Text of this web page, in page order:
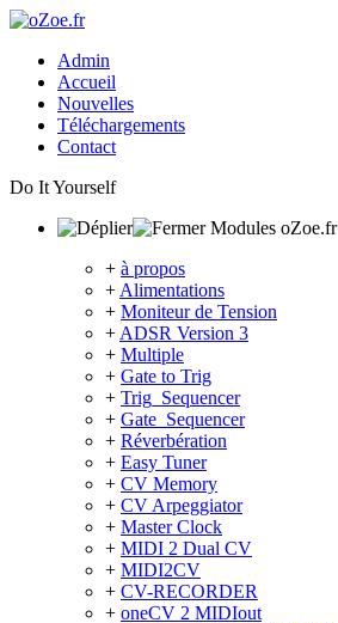
Admin
Accueil
Nouvelles
Téléchargements
Contact
Do It Yourself
Modules oZoe.fr
+ à propos
+ Alimentations
+ Moniteur de Tension
+ ADSR Version 3
+ Multiple
+ Gate to Trig
+ Trig_Sequencer
+ Gate_Sequencer
+ Réverbération
+ Easy Tuner
+ CV Memory
+ CV Arpeggiator
+ Master Clock
+ MIDI 2 Dual CV
+ MIDI2CV
+ CV-RECORDER
+ oneCV 2 MIDIout